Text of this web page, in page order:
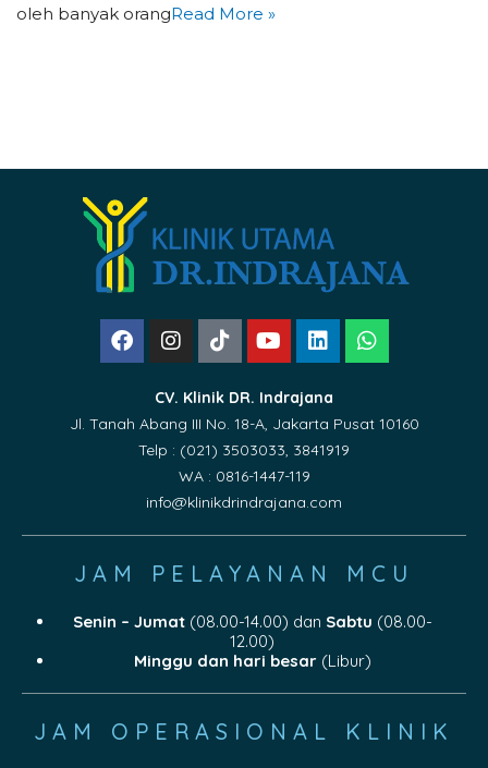
oleh banyak orangRead More »
CV. Klinik DR. Indrajana
Jl. Tanah Abang III No. 18-A, Jakarta Pusat 10160
Telp : (021) 3503033, 3841919
WA : 0816-1447-119
info@klinikdrindrajana.com
JAM PELAYANAN MCU
Senin – Jumat(08.00-14.00) dan Sabtu (08.00-
12.00)
Minggu dan hari besar(Libur)
JAM OPERASIONAL KLINIK